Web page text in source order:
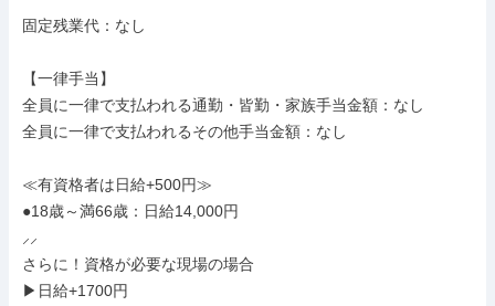
固定残業代：なし
【一律手当】
全員に一律で支払われる通勤・皆勤・家族手当金額：なし
全員に一律で支払われるその他手当金額：なし
≪有資格者は日給+500円≫
●18歳～満66歳：日給14,000円
⸝⸝
さらに！資格が必要な現場の場合
▶日給+1700円